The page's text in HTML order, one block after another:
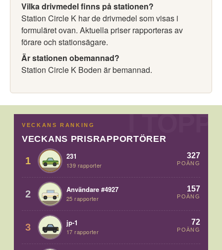
Vilka drivmedel finns på stationen?
Station Circle K har de drivmedel som visas i
formuläret ovan. Aktuella priser rapporteras av
förare och stationsägare.
Är stationen obemannad?
Station Circle K Boden är bemannad.
VECKANS RANKING
VECKANS PRISRAPPORTÖRER
1 231
139 rapporter
327
POÄNG
2 Användare #4927
25 rapporter
157
POÄNG
3 jp-1
17 rapporter
72
POÄNG